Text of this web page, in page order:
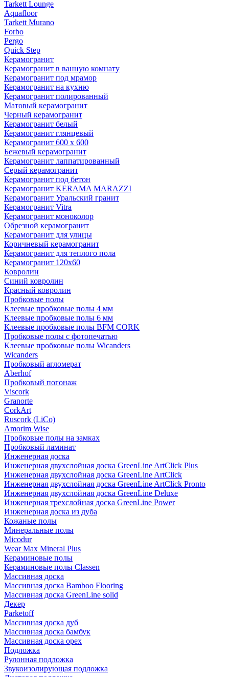
Tarkett Lounge
Aquafloor
Tarkett Murano
Forbo
Pergo
Quick Step
Керамогранит
Керамогранит в ванную комнату
Керамогранит под мрамор
Керамогранит на кухню
Керамогранит полированный
Матовый керамогранит
Черный керамогранит
Керамогранит белый
Керамогранит глянцевый
Керамогранит 600 х 600
Бежевый керамогранит
Керамогранит лаппатированный
Серый керамогранит
Керамогранит под бетон
Керамогранит KERAMA MARAZZI
Керамогранит Уральский гранит
Керамогранит Vitra
Керамогранит моноколор
Обрезной керамогранит
Керамогранит для улицы
Коричневый керамогранит
Керамогранит для теплого пола
Керамогранит 120х60
Ковролин
Синий ковролин
Красный ковролин
Пробковые полы
Клеевые пробковые полы 4 мм
Клеевые пробковые полы 6 мм
Клеевые пробковые полы BFM CORK
Пробковые полы с фотопечатью
Клеевые пробковые полы Wicanders
Wicanders
Пробковый агломерат
Aberhof
Пробковый погонаж
Viscork
Granorte
CorkArt
Ruscork (LiCo)
Amorim Wise
Пробковые полы на замках
Пробковый ламинат
Инженерная доска
Инженерная двухслойная доска GreenLine ArtClick Plus
Инженерная двухслойная доска GreenLine ArtClick
Инженерная двухслойная доска GreenLine ArtClick Pronto
Инженерная двухслойная доска GreenLine Deluxe
Инженерная трехслойная доска GreenLine Power
Инженерная доска из дуба
Кожаные полы
Минеральные полы
Micodur
Wear Max Mineral Plus
Кераминовые полы
Кераминовые полы Classen
Массивная доска
Массивная доска Bamboo Flooring
Массивная доска GreenLine solid
Декер
Parketoff
Массивная доска дуб
Массивная доска бамбук
Массивная доска орех
Подложка
Рулонная подложка
Звукоизолирующая подложка